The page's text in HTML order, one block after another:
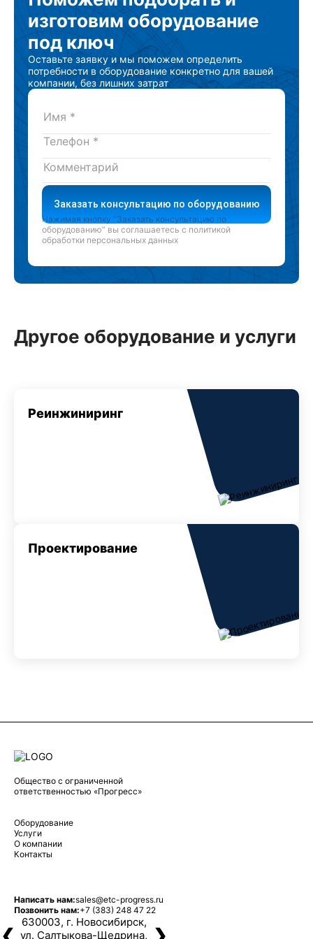
изготовимоборудование
под ключ
Оставьте заявку и мы поможем определить
потребности в оборудование конкретно для вашей
компании, без лишних затрат
Заказать консультацию по оборудованию
Нажимая кнопку “Заказать консультацию по
оборудованию” вы соглашаетесь с политикой
обработки персональных данных
Другое оборудование и услуги
Реинжиниринг
Проектирование
Общество с ограниченной
ответственностью «Прогресс»
Оборудование
Услуги
О компании
Контакты
Написать нам:sales@etc-progress.ru
Позвонить нам:+7 (383) 248 47 22
630003, г. Новосибирск,
ул. Салтыкова-Щедрина,
❮ ❯